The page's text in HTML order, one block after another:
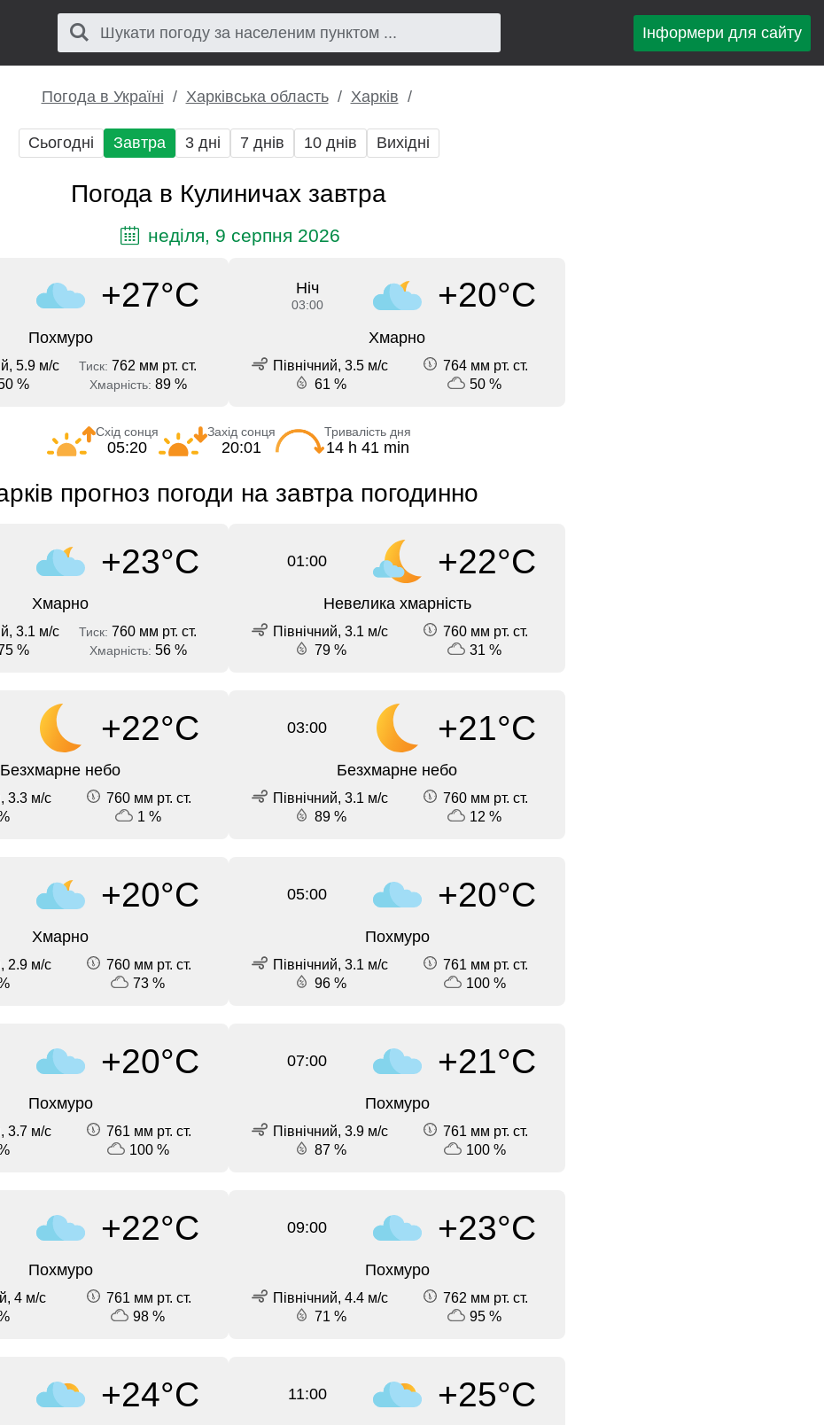
Інформери для сайту
Погода в Україні Харківська область Харків
Сьогодні Завтра 3 дні 7 днів 10 днів Вихідні
Погода в Кулиничах завтра
неділя, 9 серпня 2026
+27°C
Похмуро
5.9 м/с Тиск: 762 мм рт. ст.
% Хмарність: 89 %
Ніч
03:00 +20°C
Хмарно
Північний, 3.5 м/с
764 мм рт. ст.
61 %
50 %
Схід сонця
05:20
Захід сонця
20:01
Тривалість дня
14 h 41 min
прогноз погоди на завтра погодинно
+23°C
Хмарно
3.1 м/с Тиск: 760 мм рт. ст.
% Хмарність: 56 %
01:00 +22°C
Невелика хмарність
Північний, 3.1 м/с
760 мм рт. ст.
79 %
31 %
+22°C
Безхмарне небо
3.3 м/с
760 мм рт. ст.
1 %
03:00 +21°C
Безхмарне небо
Північний, 3.1 м/с
760 мм рт. ст.
89 %
12 %
+20°C
Хмарно
2.9 м/с
760 мм рт. ст.
73 %
05:00 +20°C
Похмуро
Північний, 3.1 м/с
761 мм рт. ст.
96 %
100 %
+20°C
Похмуро
3.7 м/с
761 мм рт. ст.
100 %
07:00 +21°C
Похмуро
Північний, 3.9 м/с
761 мм рт. ст.
87 %
100 %
+22°C
Похмуро
4 м/с
761 мм рт. ст.
98 %
09:00 +23°C
Похмуро
Північний, 4.4 м/с
762 мм рт. ст.
71 %
95 %
+24°C 11:00 +25°C